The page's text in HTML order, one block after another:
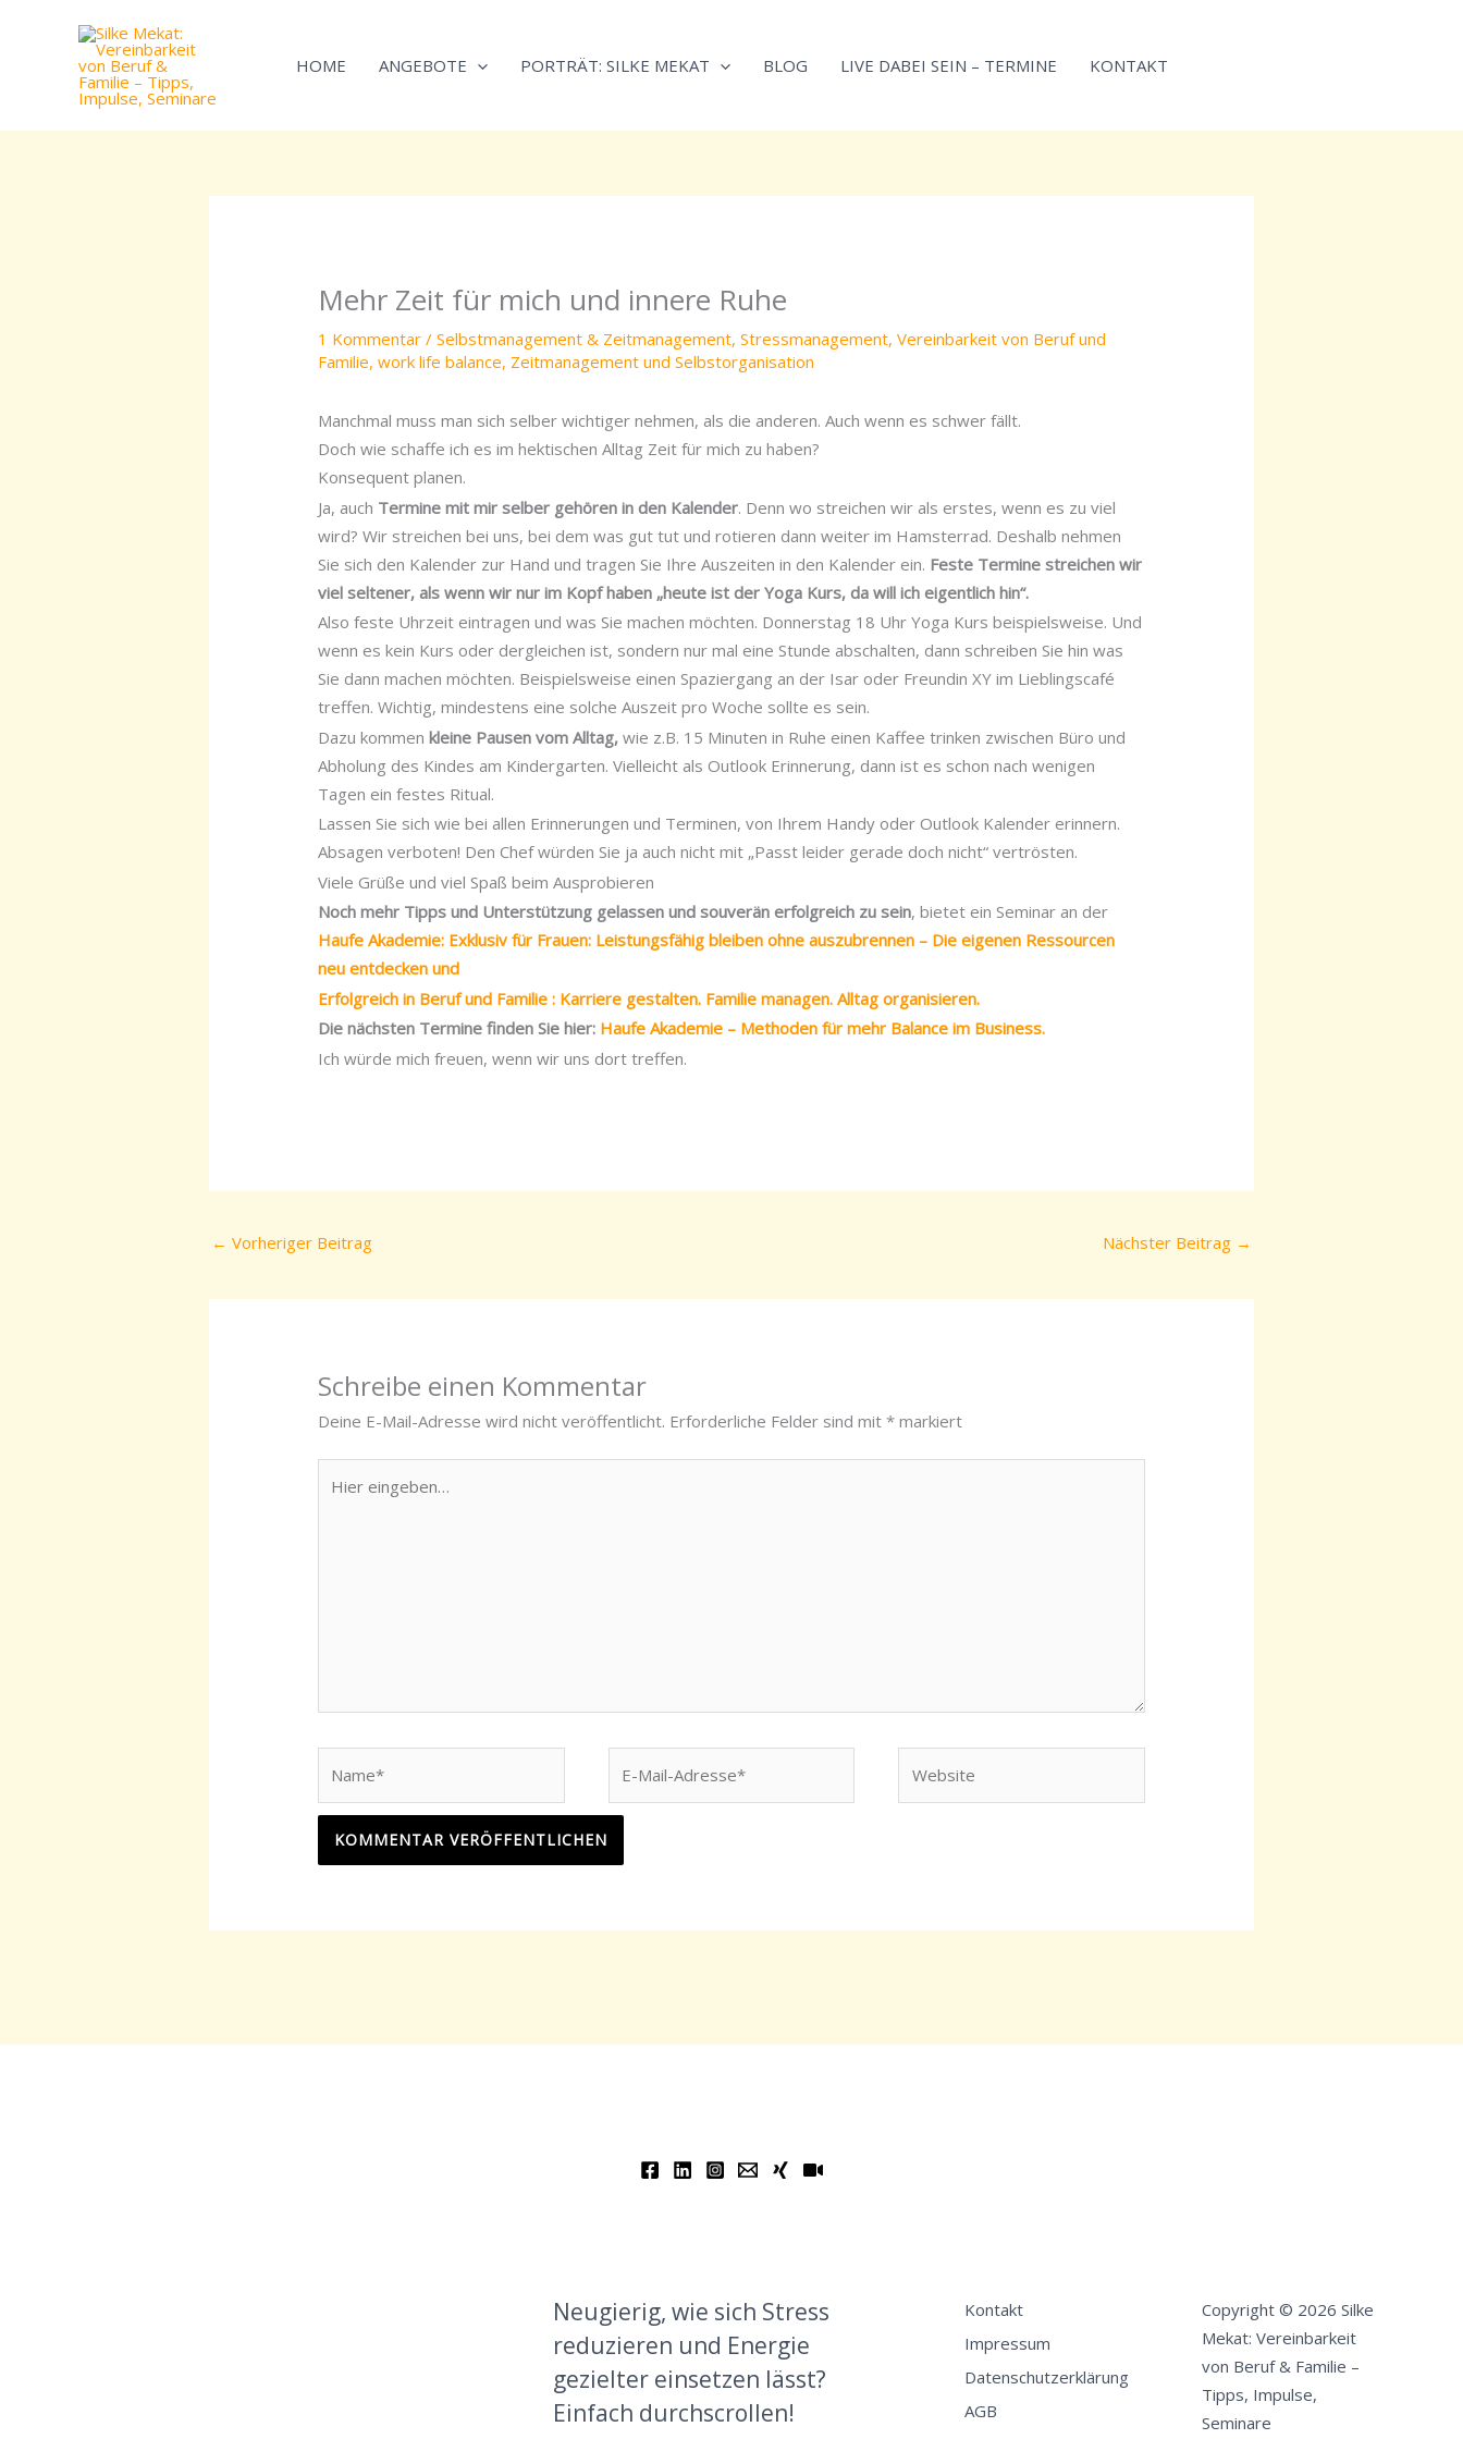
HOME ANGEBOTE PORTRÄT: SILKE MEKAT BLOG LIVE DABEI SEIN – TERMINE KONTAKT
Mehr Zeit für mich und innere Ruhe
1 Kommentar /Selbstmanagement & Zeitmanagement,Stressmanagement,Vereinbarkeit von Beruf und
Familie,work life balance, Zeitmanagement und Selbstorganisation
Manchmal muss man sich selber wichtiger nehmen, als die anderen. Auch wenn es schwer fällt.
Doch wie schaffe ich es im hektischen Alltag Zeit für mich zu haben?
Konsequent planen.
Ja, auch Termine mit mir selber gehören in den Kalender. Denn wo streichen wir als erstes, wenn es zu viel
wird? Wir streichen bei uns, bei dem was gut tut und rotieren dann weiter im Hamsterrad. Deshalb nehmen
Sie sich den Kalender zur Hand und tragen Sie Ihre Auszeiten in den Kalender ein. Feste Termine streichen wir
viel seltener, als wenn wir nur im Kopf haben „heute ist der Yoga Kurs, da will ich eigentlich hin“.
Also feste Uhrzeit eintragen und was Sie machen möchten. Donnerstag 18 Uhr Yoga Kurs beispielsweise. Und
wenn es kein Kurs oder dergleichen ist, sondern nur mal eine Stunde abschalten, dann schreiben Sie hin was
Sie dann machen möchten. Beispielsweise einen Spaziergang an der Isar oder Freundin XY im Lieblingscafé
treffen. Wichtig, mindestens eine solche Auszeit pro Woche sollte es sein.
Dazu kommenkleine Pausen vom Alltag, wie z.B. 15 Minuten in Ruhe einen Kaffee trinken zwischen Büro und
Abholung des Kindes am Kindergarten. Vielleicht als Outlook Erinnerung, dann ist es schon nach wenigen
Tagen ein festes Ritual.
Lassen Sie sich wie bei allen Erinnerungen und Terminen, von Ihrem Handy oder Outlook Kalender erinnern.
Absagen verboten! Den Chef würden Sie ja auch nicht mit „Passt leider gerade doch nicht“ vertrösten.
Viele Grüße und viel Spaß beim Ausprobieren
Noch mehr Tipps und Unterstützung gelassen und souverän erfolgreich zu sein, bietet ein Seminar an der
Haufe Akademie: Exklusiv für Frauen: Leistungsfähig bleiben ohne auszubrennen – Die eigenen Ressourcen
neu entdecken und
Erfolgreich in Beruf und Familie : Karriere gestalten. Familie managen. Alltag organisieren.
Die nächsten Termine finden Sie hier: Haufe Akademie – Methoden für mehr Balance im Business.
Ich würde mich freuen, wenn wir uns dort treffen.
← Vorheriger Beitrag Nächster Beitrag →
Schreibe einen Kommentar
Deine E-Mail-Adresse wird nicht veröffentlicht. Erforderliche Felder sind mit* markiert
eingeben…
Adresse*
Neugierig, wie sich Stress
reduzieren und Energie
gezielter einsetzen lässt?
Einfach durchscrollen!
sich
reduzieren
Einfach
Kontakt
Impressum
Datenschutzerklärung
AGB
Copyright © 2026 Silke
Mekat: Vereinbarkeit
von Beruf & Familie –
Tipps, Impulse,
Seminare